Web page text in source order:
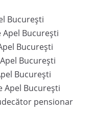
București
Apel București
București
București
București
Apel București
pensionar